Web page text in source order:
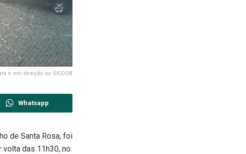
ir em direção ao SICOOB
Whatsapp
de Santa Rosa, foi
volta das 11h30, no